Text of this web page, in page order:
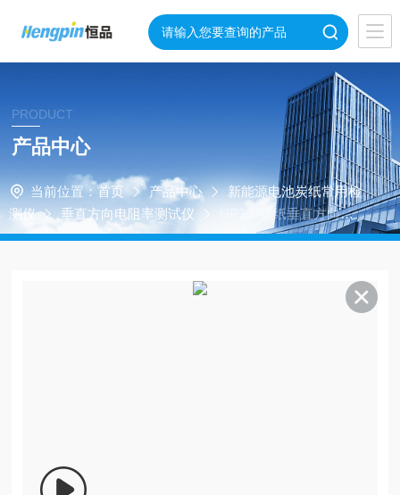
PRODUCT
产品中心
当前位置： 首页 产品中心
新能源电池炭纸常用检
测仪
垂直方向电阻率测试仪
HP307碳纸垂直方向电
阻率测试仪